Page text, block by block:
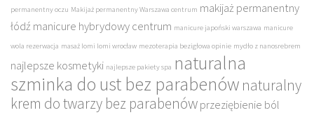
permanentny oczu Makijaż permanentny Warszawa centrum makijaż permanentny
łódź manicure hybrydowy centrum manicure japoński warszawa manicure
wola rezerwacja masaż lomi lomi wrocław mezoterapia bezigłowa opinie mydło z nanosrebrem
najlepsze kosmetyki najlepsze pakiety spa naturalna
szminka do ust bez parabenów naturalny
krem do twarzy bez parabenówprzeziębienie ból